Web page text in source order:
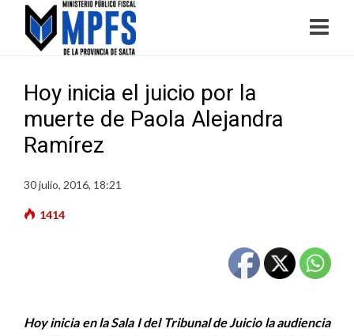
Hoy inicia el juicio por la
muerte de Paola Alejandra
Ramírez
30 julio, 2016, 18:21
1414
Hoy inicia en la Sala I del Tribunal de Juicio la audiencia